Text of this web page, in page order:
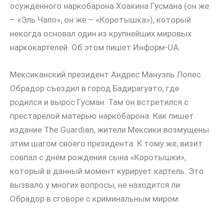
осуждённого наркобарона Хоакина Гусмана (он же
– «Эль Чапо», он же – «Коротышка»), который
некогда основал один из крупнейших мировых
наркокартелей. Об этом пишет Информ-UA.
Мексиканский президент Андрес Мануэль Лопес
Обрадор съездил в город Бадирагуато, где
родился и вырос Гусман. Там он встретился с
престарелой матерью наркобарона. Как пишет
издание The Guardian, жители Мексики возмущены
этим шагом своего президента. К тому же, визит
совпал с днём рождения сына «Коротышки»,
который в данный момент курирует картель. Это
вызвало у многих вопросы, не находится ли
Обрадор в сговоре с криминальным миром.